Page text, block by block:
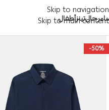
Skip to navigation
Skip to main content
رجالتينزأطفال
-50%